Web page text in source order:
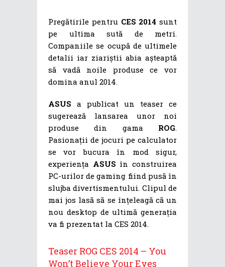
Pregătirile pentru CES 2014 sunt
pe ultima sută de metri.
Companiile se ocupă de ultimele
detalii iar ziariștii abia așteaptă
să vadă noile produse ce vor
domina anul 2014.
ASUS a publicat un teaser ce
sugerează lansarea unor noi
produse din gama ROG.
Pasionații de jocuri pe calculator
se vor bucura în mod sigur,
experiența ASUS în construirea
PC-urilor de gaming fiind pusă în
slujba divertismentului. Clipul de
mai jos lasă să se înțeleagă că un
nou desktop de ultimă generația
va fi prezentat la CES 2014.
Teaser ROG CES 2014 – You
Won’t Believe Your Eyes